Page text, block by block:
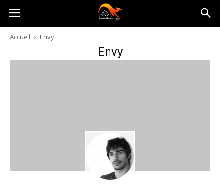
Australia-
australie.com
Accueil Envy
Envy